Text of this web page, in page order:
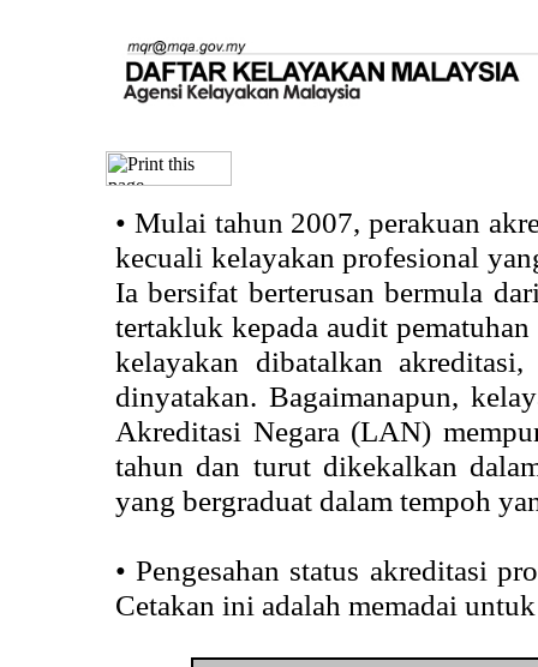
• Mulai tahun 2007, perakuan
kecuali kelayakan profesional
Ia bersifat berterusan bermula
tertakluk kepada audit
kelayakan dibatalkan
dinyatakan. Bagaimanapun,
Akreditasi Negara (LAN)
tahun dan turut dikekalkan
yang bergraduat dalam tempoh
• Pengesahan status akreditasi
Cetakan ini adalah memadai